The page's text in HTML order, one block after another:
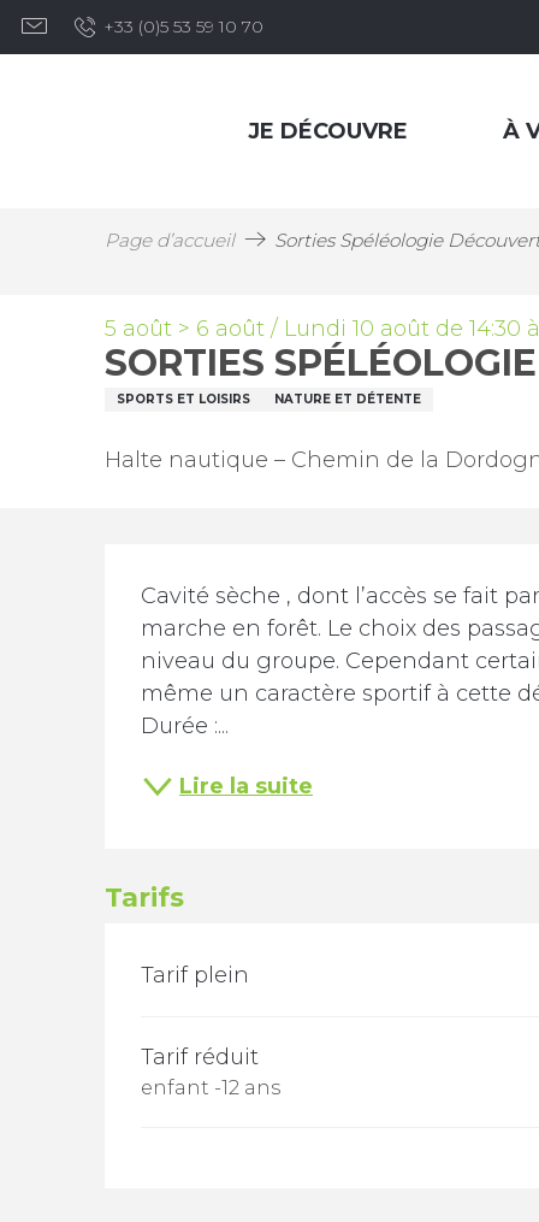
Aller
au
+33 (0)5 53 59 10 70
JE DÉCOUVRE À
Page d’accueil Sorties Spéléologie
5 août > 6 août / Lundi 10 août de 14:30 à
SORTIES
SPORTS ET LOISIRS NATURE ET DÉTENTE
Halte nautique – Chemin de la
Description
Cavité sèche , dont l’accès se fait
marche en forêt. Le choix des
niveau du groupe. Cependant
même un caractère sportif à cette
Durée :...
Lire la suite
Tarifs
TARIFS 2026
Tarif plein
Tarif réduit
enfant -12 ans